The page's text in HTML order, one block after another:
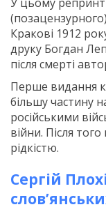
Кракові 1912
друку Богдан
після смерті
Перше видання
більшу частину
російськими
війни. Після
рідкістю.
Сергій